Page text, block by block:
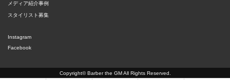
メディア紹介事例
スタイリスト募集
Instagram
Facebook
Copyright©Barber the GMAll Rights Reserved.